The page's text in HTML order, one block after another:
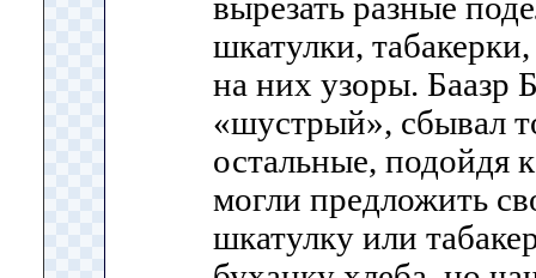
вырезать разные
шкатулки,
на них узоры. Баазр
«шустрый», сбывал
остальные, подойдя
могли предложить
шкатулку или